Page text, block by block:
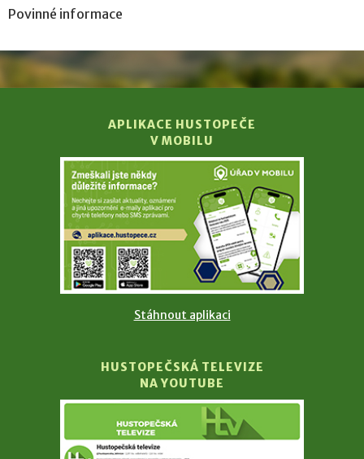
Povinné informace
APLIKACE HUSTOPEČE
V MOBILU
Stáhnout aplikaci
HUSTOPEČSKÁ TELEVIZE
NA YOUTUBE